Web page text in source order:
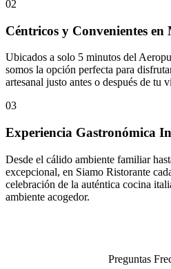
02
Céntricos y Convenientes
Ubicados a solo 5 minutos del
somos la opción perfecta para
artesanal justo antes o después de tu
03
Experiencia Gastronómica
Desde el cálido ambiente familiar
excepcional, en Siamo Ristorante
celebración de la auténtica cocina
ambiente acogedor.
Preguntas